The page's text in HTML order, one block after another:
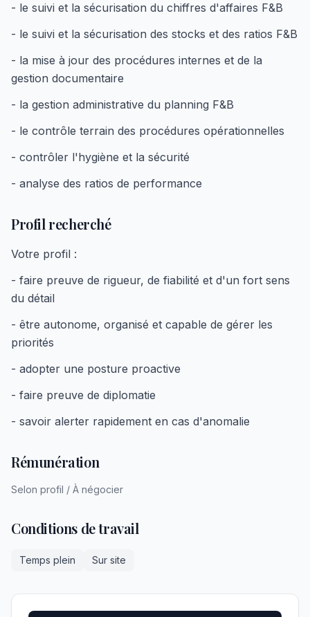
- le suivi et la sécurisation du chiffres d'affaires F&B
- le suivi et la sécurisation des stocks et des ratios F&B
- la mise à jour des procédures internes et de la
gestion documentaire
- la gestion administrative du planning F&B
- le contrôle terrain des procédures opérationnelles
- contrôler l'hygiène et la sécurité
- analyse des ratios de performance
Profil recherché
Votre profil :
- faire preuve de rigueur, de fiabilité et d'un fort sens
du détail
- être autonome, organisé et capable de gérer les
priorités
- adopter une posture proactive
- faire preuve de diplomatie
- savoir alerter rapidement en cas d'anomalie
Rémunération
Selon profil / À négocier
Conditions de travail
Temps plein Sur site